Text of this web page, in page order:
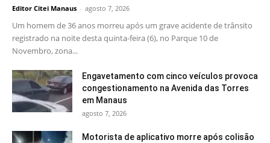
Editor Citei Manaus - agosto 7, 2026
Um homem de 36 anos morreu após um grave acidente de trânsito
registrado na noite desta quinta-feira (6), no Parque 10 de
Novembro, zona...
Engavetamento com cinco veículos provoca
congestionamento na Avenida das Torres
em Manaus
agosto 7, 2026
Motorista de aplicativo morre após colisão